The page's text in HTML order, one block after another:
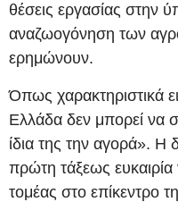
θέσεις εργασίας στην
αναζωογόνηση των
ερημώνουν.
Όπως χαρακτηριστικά
Ελλάδα δεν μπορεί να
ίδια της την αγορά». Η
πρώτη τάξεως ευκαιρία
τομέας στο επίκεντρο